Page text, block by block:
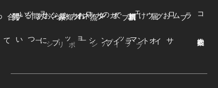
コラム
ブログ
お届けまでの流れ
ウェブカタログ
オンラインショップ お知らせ
オンラインショップについて